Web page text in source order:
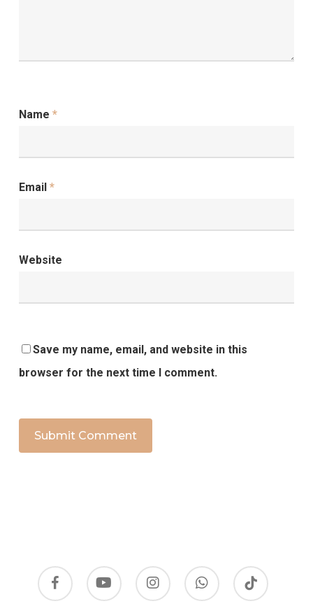
Name *
Email *
Website
Save my name, email, and website in this
browser for the next time I comment.
facebook youtube instagram whatsapp tiktok